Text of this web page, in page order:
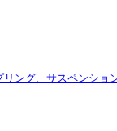
ング、サスペンショ